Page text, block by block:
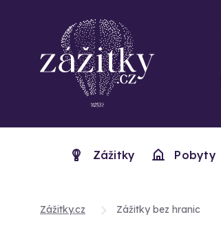
Zážitky Pobyty
Zážitky.cz Zážitky bez hranic